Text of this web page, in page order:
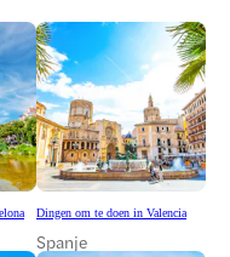
Dingen om te doen in Valencia
Spanje